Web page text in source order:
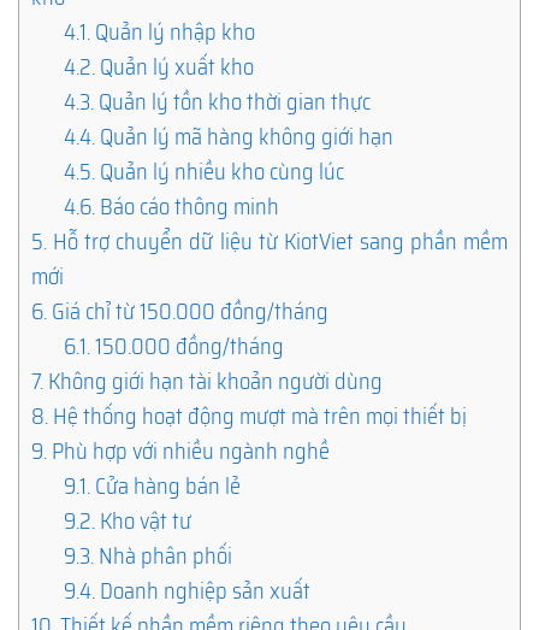
4.1.Quản lý nhập kho
4.2.Quản lý xuất kho
4.3.Quản lý tồn kho thời gian thực
4.4.Quản lý mã hàng không giới hạn
4.5.Quản lý nhiều kho cùng lúc
4.6.Báo cáo thông minh
5. Hỗ trợ chuyển dữ liệu từ KiotViet sang phần mềm
mới
6.Giá chỉ từ 150.000 đồng/tháng
6.1.150.000 đồng/tháng
7.Không giới hạn tài khoản người dùng
8.Hệ thống hoạt động mượt mà trên mọi thiết bị
9.Phù hợp với nhiều ngành nghề
9.1.Cửa hàng bán lẻ
9.2.Kho vật tư
9.3.Nhà phân phối
9.4.Doanh nghiệp sản xuất